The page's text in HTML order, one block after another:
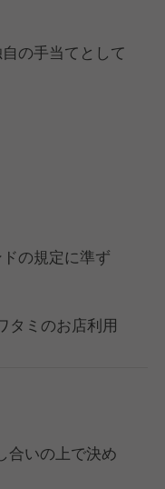
の手当てとして
の規定に準ず
タミのお店利用
合いの上で決め